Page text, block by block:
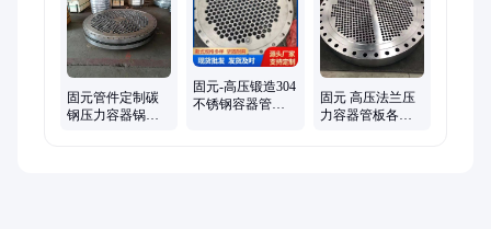
固元管件定制碳
钢压力容器锅炉
固元-高压锻造304
不锈钢容器管板
固元 高压法兰压
力容器管板各种